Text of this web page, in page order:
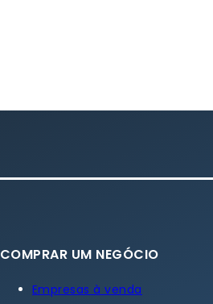
COMPRAR UM NEGÓCIO
Empresas à venda